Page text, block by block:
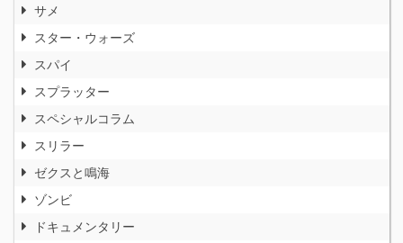
サメ
スター・ウォーズ
スパイ
スプラッター
スペシャルコラム
スリラー
ゼクスと鳴海
ゾンビ
ドキュメンタリー